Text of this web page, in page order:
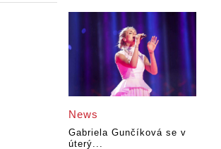
News
Gabriela Gunčíková se v
úterý...